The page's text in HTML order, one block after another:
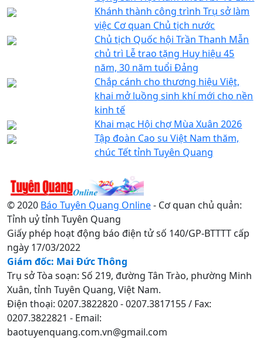
Khánh thành công trình Trụ sở làm
việc Cơ quan Chủ tịch nước
Chủ tịch Quốc hội Trần Thanh Mẫn
chủ trì Lễ trao tặng Huy hiệu 45
năm, 30 năm tuổi Đảng
Chắp cánh cho thương hiệu Việt,
khai mở luồng sinh khí mới cho nền
kinh tế
Khai mạc Hội chợ Mùa Xuân 2026
Tập đoàn Cao su Việt Nam thăm,
chúc Tết tỉnh Tuyên Quang
© 2020 Báo Tuyên Quang Online- Cơ quan chủ quản:
Tỉnh uỷ tỉnh Tuyên Quang
Giấy phép hoạt động báo điện tử số 140/GP-BTTTT cấp
ngày 17/03/2022
Giám đốc: Mai Đức Thông
Trụ sở Tòa soạn: Số 219, đường Tân Trào, phường Minh
Xuân, tỉnh Tuyên Quang, Việt Nam.
Điện thoại: 0207.3822820 - 0207.3817155 / Fax:
0207.3822821 - Email:
baotuyenquang.com.vn@gmail.com